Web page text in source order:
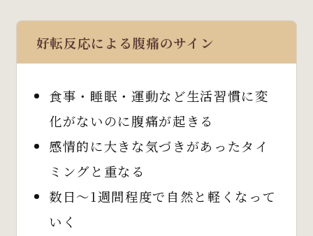
好転反応による腹痛のサイン
食事・睡眠・運動など生活習慣に変
化がないのに腹痛が起きる
感情的に大きな気づきがあったタイ
ミングと重なる
数日〜1週間程度で自然と軽くなって
いく